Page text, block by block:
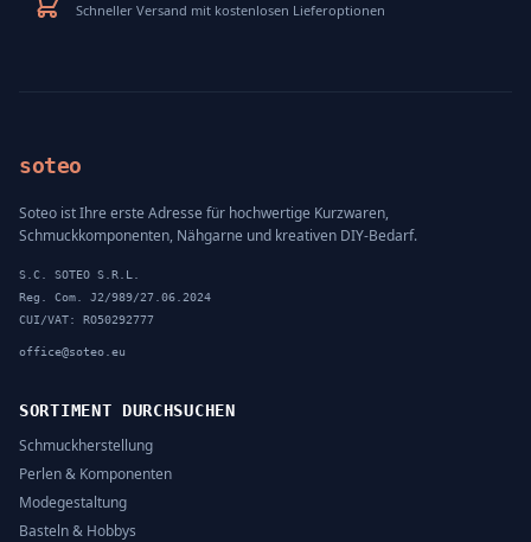
Schneller Versand mit kostenlosen Lieferoptionen
soteo
Soteo ist Ihre erste Adresse für hochwertige Kurzwaren,
Schmuckkomponenten, Nähgarne und kreativen DIY-Bedarf.
S.C. SOTEO S.R.L.
Reg. Com. J2/989/27.06.2024
CUI/VAT: RO50292777
office@soteo.eu
SORTIMENT DURCHSUCHEN
Schmuckherstellung
Perlen & Komponenten
Modegestaltung
Basteln & Hobbys